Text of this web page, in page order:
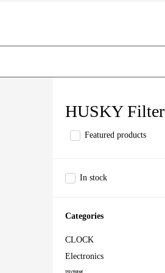
HUSKY Filter
Featured products
In stock
Categories
CLOCK
Electronics